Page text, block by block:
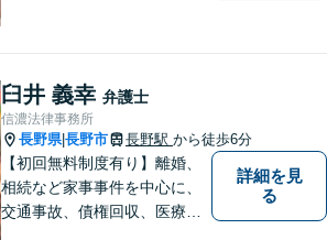
臼井 義幸 弁護士
信濃法律事務所
長野県|長野市 長野駅 から徒歩6分
【初回無料制度有り】離婚、
相続など家事事件を中心に、
交通事故、債権回収、医療過
詳細を見
る